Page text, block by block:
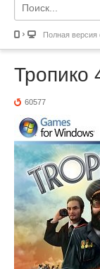
Полная версия
Тропико
60577